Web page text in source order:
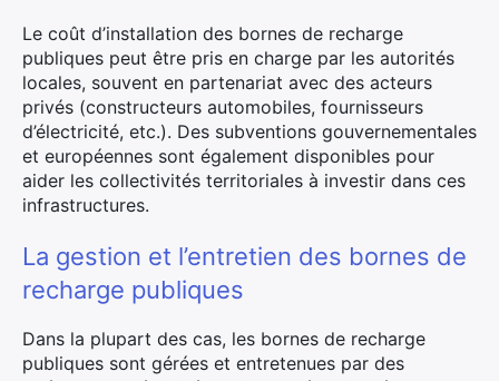
Le coût d’installation des bornes de recharge
publiques peut être pris en charge par les autorités
locales, souvent en partenariat avec des acteurs
privés (constructeurs automobiles, fournisseurs
d’électricité, etc.). Des subventions gouvernementales
et européennes sont également disponibles pour
aider les collectivités territoriales à investir dans ces
infrastructures.
La gestion et l’entretien des bornes de
recharge publiques
Dans la plupart des cas, les bornes de recharge
publiques sont gérées et entretenues par des